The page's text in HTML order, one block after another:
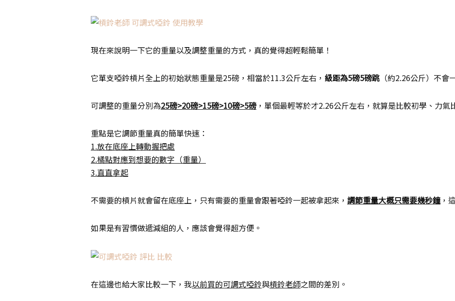
現在來說明一下它的重量以及調整重量的方式，真的覺得超輕鬆簡單！
它單支啞鈴槓片全上的初始狀態重量是25磅，相當於11.3公斤左右， 級距為5磅5磅跳 （約2.26公斤）不會
可調整的重量分別為25磅>20磅>15磅>10磅>5磅 ，單個最輕等於才2.26公斤左右，就算是比較初學、力氣
重點是它調節重量真的簡單快速：
1.放在底座上轉動握把處
2.橘點對應到想要的數字（重量）
3.直直拿起
不需要的槓片就會留在底座上，只有需要的重量會跟著啞鈴一起被拿起來， 調節重量大概只需要幾秒鐘 ，
如果是有習慣做遞減組的人，應該會覺得超方便。
在這邊也給大家比較一下，我以前買的可調式啞鈴與槓鈴老師之間的差別。